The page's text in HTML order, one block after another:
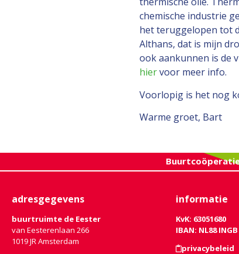
chemische industrie
het teruggelopen tot
Althans, dat is mijn
ook aankunnen is de
hiervoor meer info.
Voorlopig is het nog
Warme groet, Bart
adresgegevens
buurtruimte de Eester
van Eesterenlaan 266
1019 JR Amsterdam
informatie
KvK: 63051680
IBAN: NL88 INGB
privacybeleid